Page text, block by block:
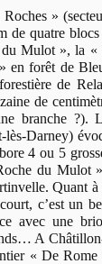
»
de quatre
Mulot », la «
en forêt de
de
de
branche ?).
Darney)
4 ou 5
du Mulot
Quant
c’est un
avec une
A
« De Rome